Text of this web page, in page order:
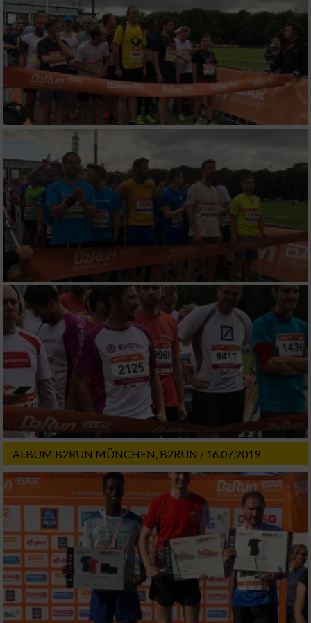
ALBUM B2RUN MÜNCHEN, B2RUN / 16.07.2019
Erstellung von Profilen für personalisierte
Werbung
Verwendung von Profilen zur Auswahl
personalisierter Werbung
Erstellung von Profilen zur Personalisierung
von Inhalten
Verwendung von Profilen zur Auswahl
personalisierter Inhalte
Messung der Werbeleistung
Messung der Performance von Inhalten
Analyse von Zielgruppen durch Statistiken
oder Kombinationen von Daten aus
verschiedenen Quellen
Entwicklung und Verbesserung der Angebote
Verwendung reduzierter Daten zur Auswahl
von Inhalten
IAB-Besonderheiten:
Verwendung genauer Standortdaten
Geräte anhand von aktiv angeforderten
Informationen identifizieren
Nicht-IAB-Verarbeitungszwecke:
Notwendig
Performance